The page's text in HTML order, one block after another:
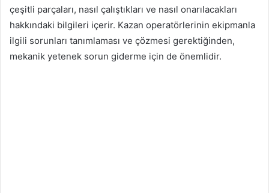
çeşitli parçaları, nasıl çalıştıkları ve nasıl onarılacakları
hakkındaki bilgileri içerir. Kazan operatörlerinin ekipmanla
ilgili sorunları tanımlaması ve çözmesi gerektiğinden,
mekanik yetenek sorun giderme için de önemlidir.